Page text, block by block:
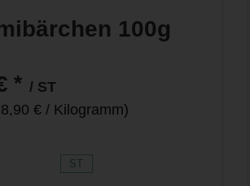
100g
* / ST
€ / Kilogramm)
ST